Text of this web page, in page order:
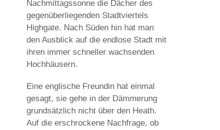
Nachmittagssonne die Dächer des
gegenüberliegenden Stadtviertels
Highgate. Nach Süden hin hat man
den Ausblick auf die endlose Stadt mit
ihren immer schneller wachsenden
Hochhäusern.
Eine englische Freundin hat einmal
gesagt, sie gehe in der Dämmerung
grundsätzlich nicht über den Heath.
Auf die erschrockene Nachfrage, ob